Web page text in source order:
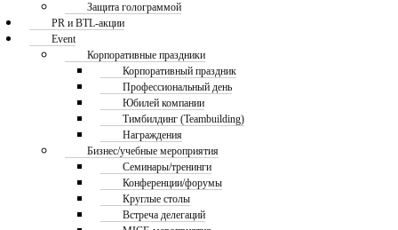
Защита голограммой
PR и BTL-акции
Event
Корпоративные праздники
Корпоративный праздник
Профессиональный день
Юбилей компании
Тимбилдинг (Teambuilding)
Награждения
Бизнес/учебные мероприятия
Семинары/тренинги
Конференции/форумы
Круглые столы
Встреча делегаций